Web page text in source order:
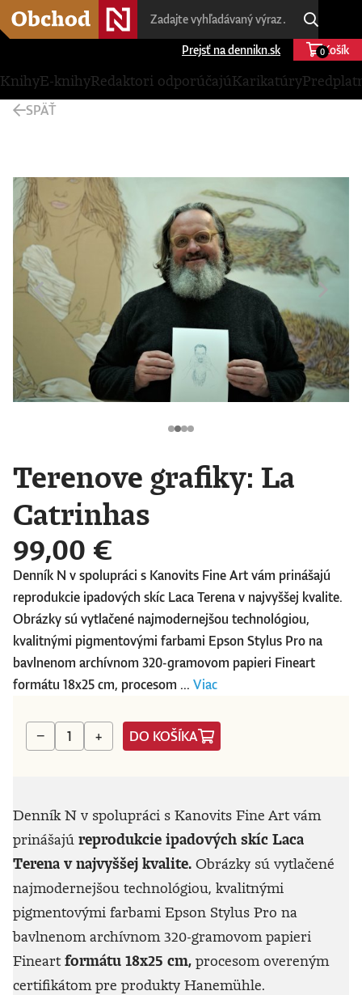
Prejsť na dennikn.sk Košík
0
KnihyE-knihyRedaktori odporúčajúKarikatúry
SPÄŤ
Terenove grafiky: La
Catrinhas
99,00 €
Denník N v spolupráci s Kanovits Fine Art vám prinášajú
reprodukcie ipadových skíc Laca Terena v najvyššej kvalite.
Obrázky sú vytlačené najmodernejšou technológiou,
kvalitnými pigmentovými farbami Epson Stylus Pro na
bavlnenom archívnom 320-gramovom papieri Fineart
formátu 18x25 cm, procesom ... Viac
− + DO KOŠÍKA
Denník N v spolupráci s Kanovits Fine Art vám
prinášajú reprodukcie ipadových skíc Laca
Terena v najvyššej kvalite. Obrázky sú vytlačené
najmodernejšou technológiou, kvalitnými
pigmentovými farbami Epson Stylus Pro na
bavlnenom archívnom 320-gramovom papieri
Fineartformátu 18x25 cm, procesom overeným
certifikátom pre produkty Hanemühle.